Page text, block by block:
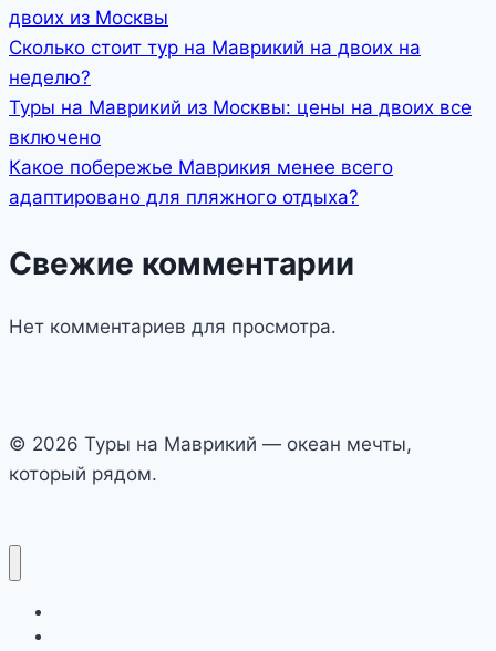
двоих из Москвы
Сколько стоит тур на Маврикий на двоих на
неделю?
Туры на Маврикий из Москвы: цены на двоих все
включено
Какое побережье Маврикия менее всего
адаптировано для пляжного отдыха?
Свежие комментарии
Нет комментариев для просмотра.
© 2026 Туры на Маврикий — океан мечты,
который рядом.